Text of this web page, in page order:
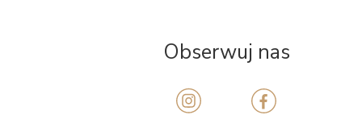
Obserwuj nas